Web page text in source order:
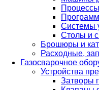
Системы
Столы и
Брошюры и
Расходные,
Газосварочное
Устройства
Затворы